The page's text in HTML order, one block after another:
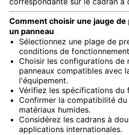
Comment choisir une jauge
un panneau
Sélectionnez une plage de
conditions de
Choisir les configurations de
panneaux compatibles avec
l'équipement.
Vérifiez les spécifications du
Confirmer la compatibilité
matériaux humides.
Considérez les cadrans à
applications internationales.